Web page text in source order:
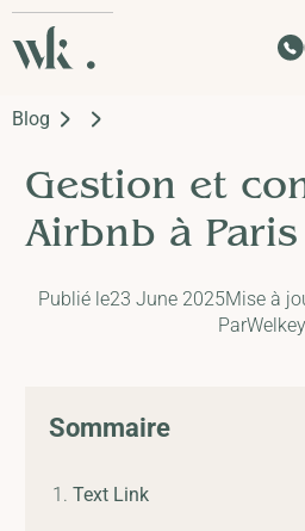
Blog
Gestion et
Airbnb à Paris
Publié le23 June 2025Mise à
Par
Sommaire
Text Link